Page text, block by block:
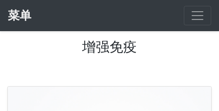
菜单
增强免疫